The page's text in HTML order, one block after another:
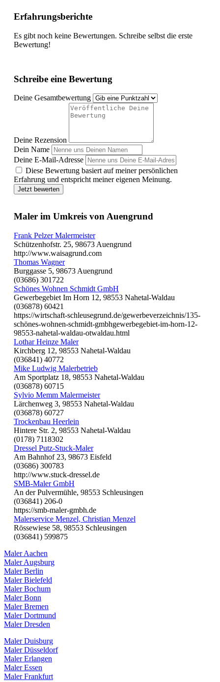
Erfahrungsberichte
Es gibt noch keine Bewertungen. Schreibe selbst die erste
Bewertung!
Schreibe eine Bewertung
Deine Gesamtbewertung
Deine Rezension
Dein Name
Deine E-Mail-Adresse
Diese Bewertung basiert auf meiner persönlichen
Erfahrung und entspricht meiner eigenen Meinung.
Jetzt bewerten
Maler im Umkreis von Auengrund
Frank Pelzer Malermeister
Schützenhofstr. 25, 98673 Auengrund
http://www.waisagrund.com
Thomas Wagner
Burggasse 5, 98673 Auengrund
(03686) 301722
Schönes Wohnen Schmidt GmbH
Gewerbegebiet Im Horn 12, 98553 Nahetal-Waldau
(036878) 60421
https://wirtschaft-schleusegrund.de/gewerbeverzeichnis/135-
schönes-wohnen-schmidt-gmbhgewerbegebiet-im-horn-12-
98553-nahetal-waldau-otwaldau.html
Lothar Heinze Maler
Kirchberg 12, 98553 Nahetal-Waldau
(036841) 40772
Mike Ludwig Malerbetrieb
Am Sportplatz 18, 98553 Nahetal-Waldau
(036878) 60715
Sylvio Memm Malermeister
Lärchenweg 3, 98553 Nahetal-Waldau
(036878) 60727
Trockenbau Heerlein
Hintere Str. 2, 98553 Nahetal-Waldau
(0178) 7118302
Dressel Putz-Stuck-Maler
Am Bahnhof 23, 98673 Eisfeld
(03686) 300783
http://www.stuck-dressel.de
SMB-Maler GmbH
An der Pulvermühle, 98553 Schleusingen
(036841) 206-0
https://smb-maler-gmbh.de
Malerservice Menzel, Christian Menzel
Rössewiese 58, 98553 Schleusingen
(036841) 599875
Maler Aachen
Maler Augsburg
Maler Berlin
Maler Bielefeld
Maler Bochum
Maler Bonn
Maler Bremen
Maler Dortmund
Maler Dresden
Maler Duisburg
Maler Düsseldorf
Maler Erlangen
Maler Essen
Maler Frankfurt